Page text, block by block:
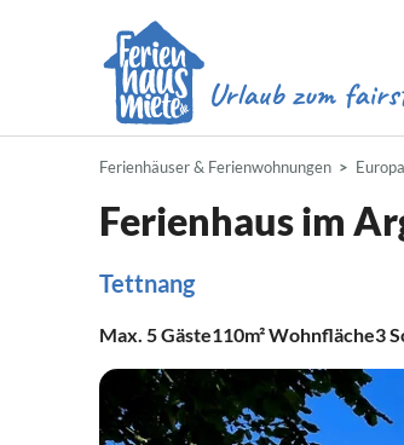
Ferienhäuser & Ferienwohnungen Europa
Ferienhaus im
Tettnang
Max. 5Gäste110m²Wohnfläche3